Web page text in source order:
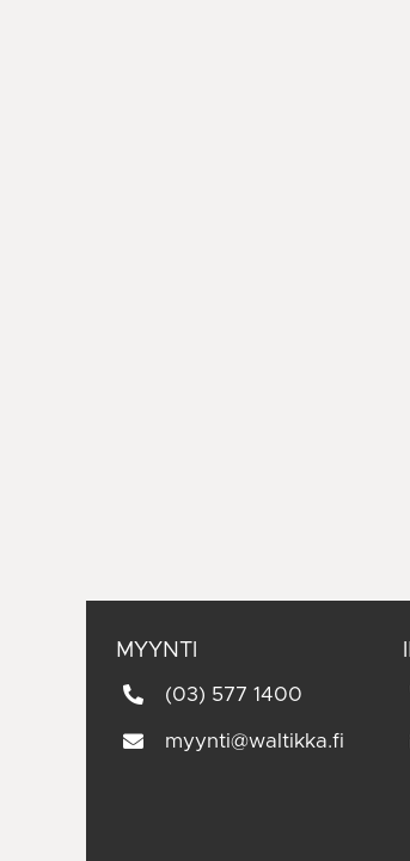
MYYNTI
(03) 577 1400
myynti@waltikka.fi